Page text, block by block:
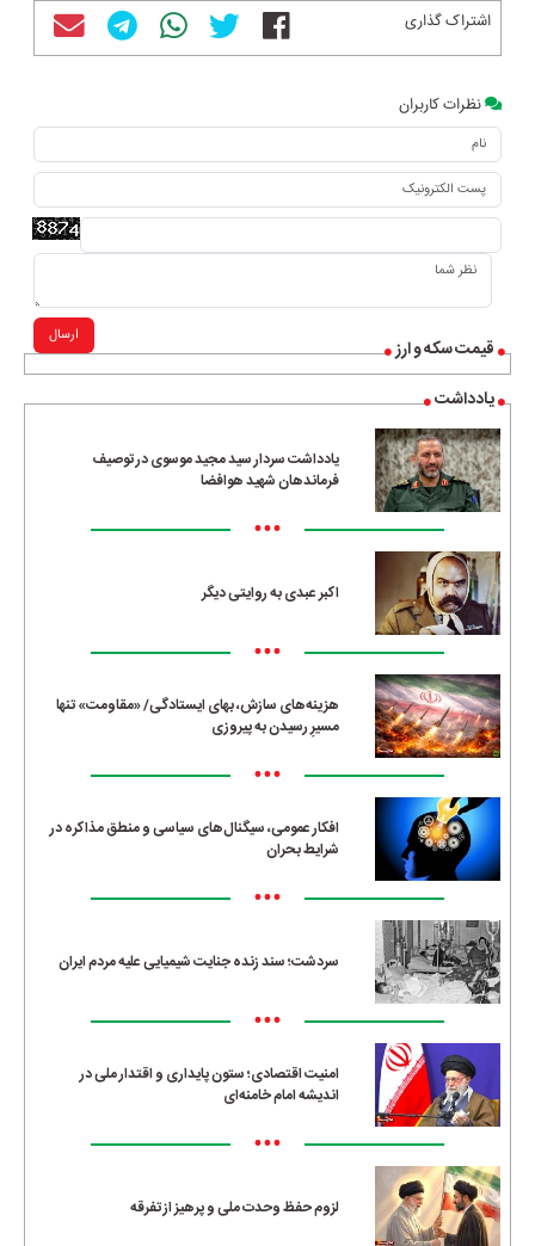
قیمت سکه و ارز
یادداشت
یادداشت سردار سید مجید موسوی در توصیف
فرماندهان شهید هوافضا
•••
اکبر عبدی به روایتی دیگر
•••
هزینه‌های سازش، بهای ایستادگی/ «مقاومت» تنها
مسیرِ رسیدن به پیروزی
•••
افکار عمومی، سیگنال‌های سیاسی و منطق مذاکره در
شرایط بحران
•••
سردشت؛ سند زنده جنایت شیمیایی علیه مردم ایران
•••
امنیت اقتصادی؛ ستون پایداری و اقتدار ملی در
اندیشه امام خامنه‌ای
•••
لزوم حفظ وحدت ملی و پرهیز از تفرقه
اشتراک گذاری
نظرات کاربران
ارسال